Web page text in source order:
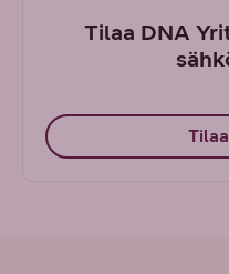
Tilaa DNA